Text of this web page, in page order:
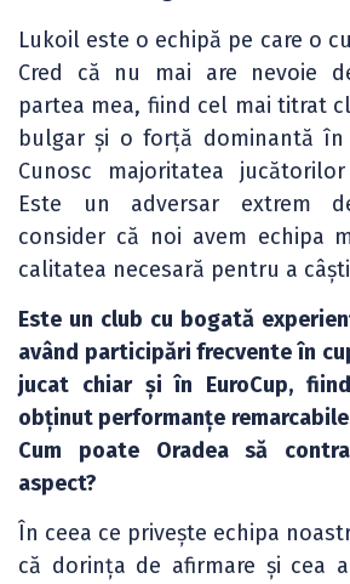
Lukoil este o echipă pe care o
Cred că nu mai are nevoie
partea mea, fiind cel mai titrat
bulgar și o forță dominantă
Cunosc majoritatea
Este un adversar extrem
consider că noi avem echipa
calitatea necesară pentru a
Este un club cu bogată
având participări frecvente în
jucat chiar și în EuroCup,
obținut performanțe remarcabile
Cum poate Oradea să
aspect?
În ceea ce privește echipa
că dorința de afirmare și cea